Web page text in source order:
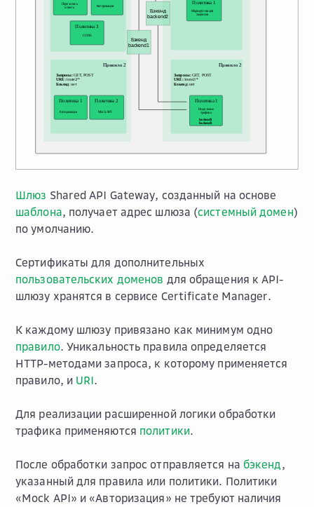
Шлюз Shared API Gateway, созданный на основе
шаблона, получает адрес шлюза (системный домен)
по умолчанию.
Сертификаты для дополнительных
пользовательских доменов для обращения к API-
шлюзу хранятся в сервисе Certificate Manager.
К каждому шлюзу привязано как минимум одно
правило. Уникальность правила определяется
HTTP-методами запроса, к которому применяется
правило, и URI.
Для реализации расширенной логики обработки
трафика применяются политики.
После обработки запрос отправляется на бэкенд,
указанный для правила или политики. Политики
«Mock API» и «Авторизация» не требуют наличия